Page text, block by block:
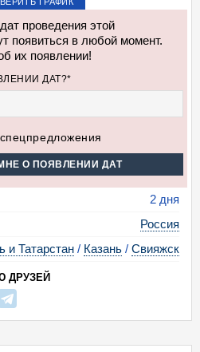
проведения этой
появиться в любой момент.
их появлении!
ДАТ?*
О ПОЯВЛЕНИИ ДАТ
2 дня
Россия
и Татарстан / Казань / Свияжск
ДРУЗЕЙ